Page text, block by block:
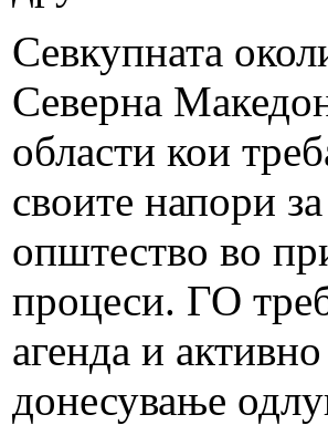
Севкупната
Северна
области кои
своите напори
општество во
процеси. ГО
агенда и
донесување